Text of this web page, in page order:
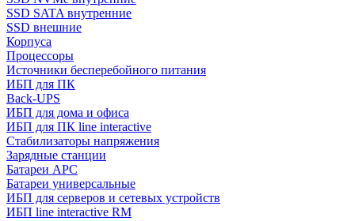
SSD SATA внутренние
SSD внешние
Корпуса
Процессоры
Источники бесперебойного питания
ИБП для ПК
Back-UPS
ИБП для дома и офиса
ИБП для ПК linе interactive
Стабилизаторы напряжения
Зарядные станции
Батареи APC
Батареи универсальные
ИБП для серверов и сетевых устройств
ИБП line interactive RM